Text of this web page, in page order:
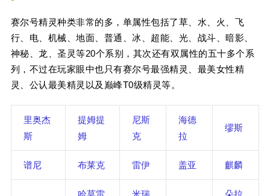
赛尔号精灵种类非常的多，单属性包括了草、水、火、飞
行、电、机械、地面、普通、冰、超能、光、战斗、暗影、
神秘、龙、圣灵等20个系别，其次还有双属性的五十多个系
列，不过在玩家眼中也只有赛尔号最强精灵、最美女性精
灵、公认最美精灵以及巅峰T0级精灵等。
里奥杰
斯
提姆提
姆
尼斯
克
海德
拉
缪斯
谱尼 布莱克 雷伊 盖亚 麒麟
哈莫雷
米瑞
朵拉